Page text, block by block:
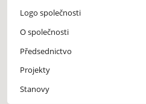
Logo společnosti
O společnosti
Předsednictvo
Projekty
Stanovy